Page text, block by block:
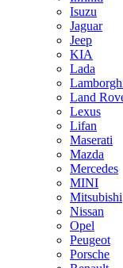
Isuzu
Jaguar
Jeep
KIA
Lada
Land
Lexus
Lifan
Maserati
Mazda
Mercedes
MINI
Mitsubishi
Nissan
Opel
Peugeot
Porsche